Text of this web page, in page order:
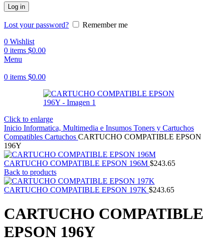
Log in
Lost your password?
Remember me
0 Wishlist
0 items $0.00
Menu
0 items $0.00
Click to enlarge
Inicio Informatica, Multimedia e Insumos Toners y Cartuchos
Compatibles Cartuchos CARTUCHO COMPATIBLE EPSON
196Y
CARTUCHO COMPATIBLE EPSON 196M $243.65
Back to products
CARTUCHO COMPATIBLE EPSON 197K $243.65
CARTUCHO COMPATIBLE
EPSON 196Y